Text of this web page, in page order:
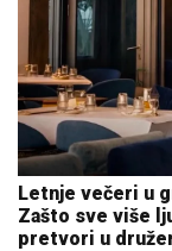
Letnje večeri u
Zašto sve više
pretvori u